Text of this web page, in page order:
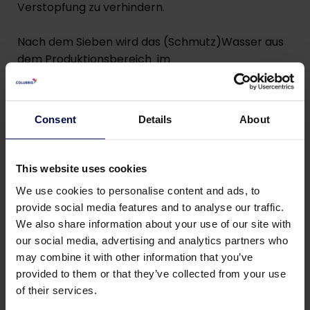
Consent Details About
This website uses cookies
We use cookies to personalise content and ads, to
provide social media features and to analyse our traffic.
We also share information about your use of our site with
our social media, advertising and analytics partners who
may combine it with other information that you’ve
provided to them or that they’ve collected from your use
of their services.
Verstopfung zu verhindern.
Nach dem Sieben wird das (Schmutz)Wasser aus
dem Produktionsbereich im
Pumpenschacht/Sammelschacht aufgefangen.
Das Wasser wird im Schwemmrinnensystem
Produktions- und Schällinien zu transportieren.
haben das notwendig ist um das Wasservolumen
Schwemmrinnensystems während der
Inbetriebnahme benötigt ist. Das überflüssige
Prozesswasser fließt über einen Überlauf in den
Abwasserkanal. Der Pumpenschacht hat einen
schrägen Boden der als Sandfang wirkt. Dieser
enthält eine Sand-/Sedimentpumpe um den